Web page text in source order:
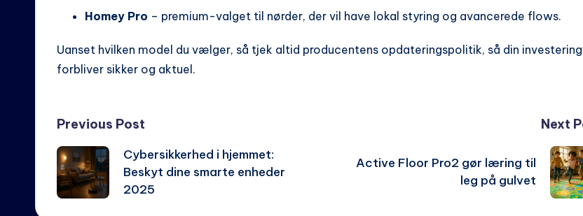
Homey Pro – premium-valget til nørder, der vil have lokal styring og avancerede flows.
Uanset hvilken model du vælger, så tjek altid producentens opdateringspolitik, så din investering
forbliver sikker og aktuel.
Post
navigation
Previous Post
Cybersikkerhed i hjemmet:
Beskyt dine smarte enheder
2025
Next
Active Floor Pro2 gør læring til
leg på gulvet